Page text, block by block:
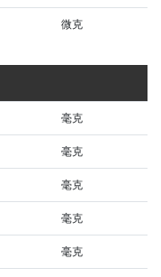
微克
毫克
毫克
毫克
毫克
毫克